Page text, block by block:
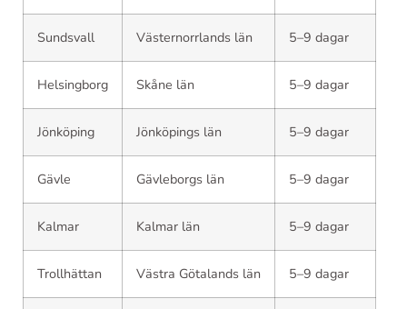
Sundsvall Västernorrlands län 5–9 dagar
Helsingborg Skåne län 5–9 dagar
Jönköping Jönköpings län 5–9 dagar
Gävle Gävleborgs län 5–9 dagar
Kalmar Kalmar län 5–9 dagar
Trollhättan Västra Götalands län 5–9 dagar